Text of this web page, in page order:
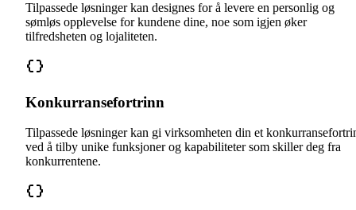
Tilpassede løsninger kan designes for å levere en personlig og
sømløs opplevelse for kundene dine, noe som igjen øker
tilfredsheten og lojaliteten.
Konkurransefortrinn
Tilpassede løsninger kan gi virksomheten din et
ved å tilby unike funksjoner og kapabiliteter som skiller deg fra
konkurrentene.